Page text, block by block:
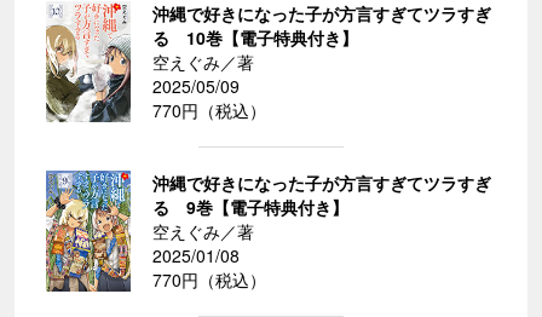
沖縄で好きになった子が方言すぎてツラすぎ
る 10巻【電子特典付き】
空えぐみ／著
2025/05/09
770円（税込）
沖縄で好きになった子が方言すぎてツラすぎ
る 9巻【電子特典付き】
空えぐみ／著
2025/01/08
770円（税込）